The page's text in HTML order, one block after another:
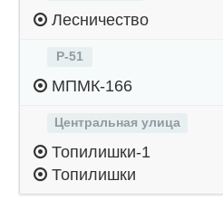
Лесничество
Р-51
МПМК-166
Центральная улица
Топилишки-1
Топилишки